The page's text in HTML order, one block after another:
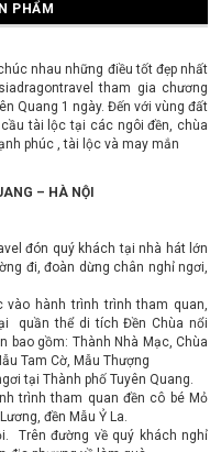
PHẨM
nhau những điều tốt đẹp nhất
tham gia chương
Quang 1 ngày. Đến với vùng đất
tài lộc tại các ngôi đền, chùa
phúc , tài lộc và may mắn
– HÀ NỘI
đón quý khách tại nhà hát lớn
đi, đoàn dừng chân nghỉ ngơi,
vào hành trình trình tham quan,
quần thể di tích Đền Chùa nổi
bao gồm: Thành Nhà Mạc, Chùa
Tam Cờ, Mẫu Thượng
tại Thành phố Tuyên Quang.
trình tham quan đền cô bé Mỏ
đền Mẫu Ỷ La.
Trên đường về quý khách nghỉ